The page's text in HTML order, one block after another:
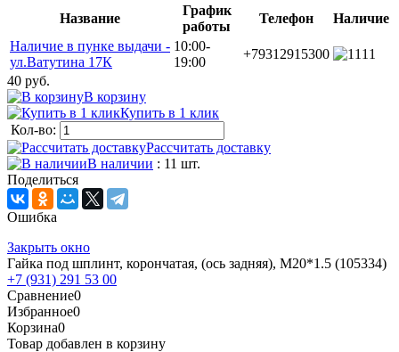
Название
График
работы
Телефон
Наличие
Наличие в пунке выдачи -
ул.Ватутина 17К
10:00-
19:00
+79312915300
11
40 руб.
В корзину
Купить в 1 клик
Кол-во:
Рассчитать доставку
В наличии : 11 шт.
Поделиться
Ошибка
Закрыть окно
Гайка под шплинт, корончатая, (ось задняя), M20*1.5 (105334)
+7 (931) 291 53 00
Сравнение0
Избранное0
Корзина0
Товар добавлен в корзину